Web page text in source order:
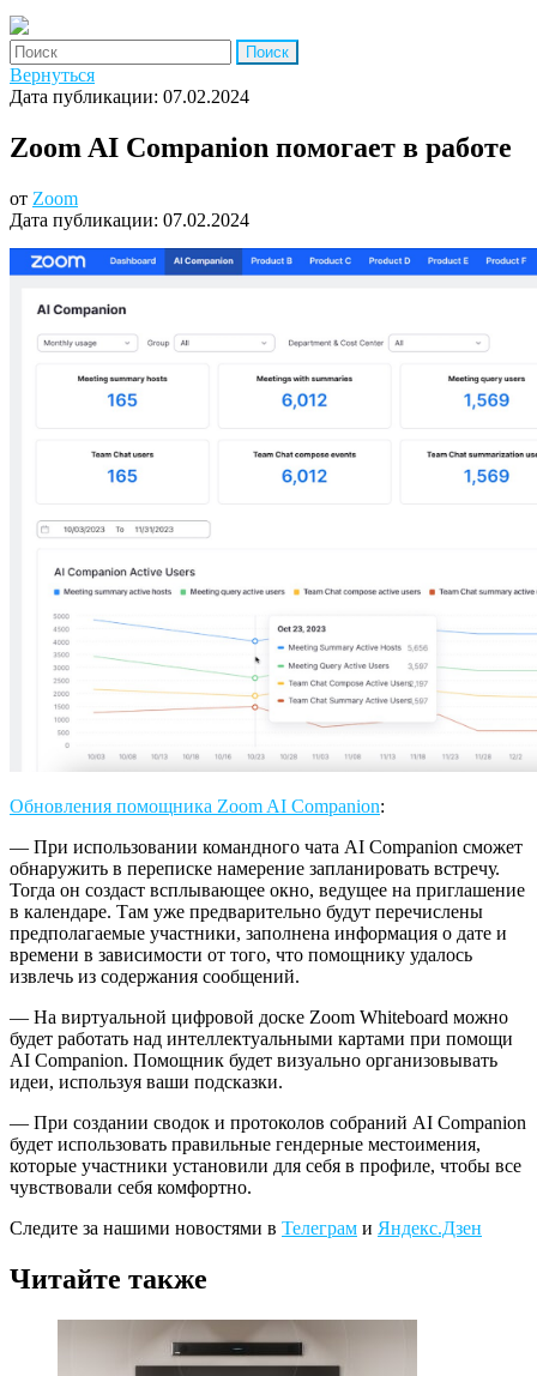
'Найти:
Вернуться
Дата публикации: 07.02.2024
Zoom AI Companion помогает в работе
от Zoom
Дата публикации: 07.02.2024
Обновления помощника Zoom AI Companion:
— При использовании командного чата AI Companion сможет
обнаружить в переписке намерение запланировать встречу.
Тогда он создаст всплывающее окно, ведущее на приглашение
в календаре. Там уже предварительно будут перечислены
предполагаемые участники, заполнена информация о дате и
времени в зависимости от того, что помощнику удалось
извлечь из содержания сообщений.
— На виртуальной цифровой доске Zoom Whiteboard можно
будет работать над интеллектуальными картами при помощи
AI Companion. Помощник будет визуально организовывать
идеи, используя ваши подсказки.
— При создании сводок и протоколов собраний AI Companion
будет использовать правильные гендерные местоимения,
которые участники установили для себя в профиле, чтобы все
чувствовали себя комфортно.
Следите за нашими новостями в Телеграм и Яндекс.Дзен
Читайте также